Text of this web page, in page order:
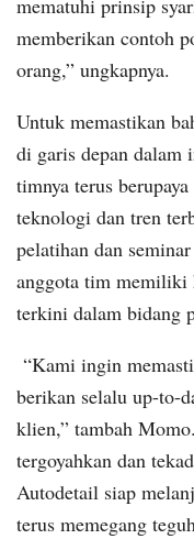
memberikan contoh
orang,” ungkapnya.
Untuk memastikan
di garis depan
timnya terus
teknologi dan tren
pelatihan dan
anggota tim memiliki
terkini dalam bidang
“Kami ingin
berikan selalu up-to-
klien,” tambah
tergoyahkan dan
Autodetail siap
terus memegang